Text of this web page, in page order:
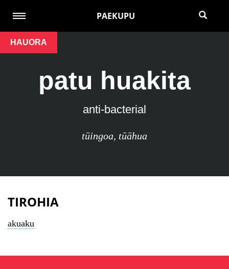
PAEKUPU
HAUORA
patu huakita
anti-bacterial
tūingoa, tūāhua
TIROHIA
akuaku